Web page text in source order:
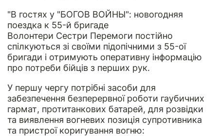
"В гостях у "БОГОВ ВОЙНЫ": новогодняя
поездка к 55-й бригаде
Волонтери Сестри Перемоги постійно
спілкуються зі своїми підопічними з 55-ої
бригади і отримують оперативну інформацію
про потреби бійців з перших рук.
У першу чергу потрібні засоби для
забезпечення безперервної роботи гаубичних
гармат, протитанкових батарей, для розвідки
та виявлення вогневих позиція супротивника
та пристрої коригування вогню: